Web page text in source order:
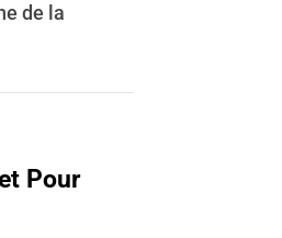
de la
Pour